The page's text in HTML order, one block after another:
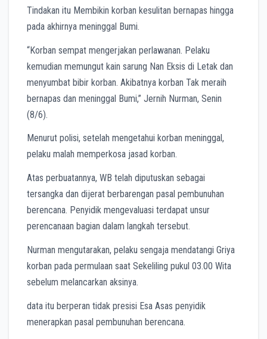
Tindakan itu Membikin korban kesulitan bernapas hingga
pada akhirnya meninggal Bumi.
“Korban sempat mengerjakan perlawanan. Pelaku
kemudian memungut kain sarung Nan Eksis di Letak dan
menyumbat bibir korban. Akibatnya korban Tak meraih
bernapas dan meninggal Bumi,” Jernih Nurman, Senin
(8/6).
Menurut polisi, setelah mengetahui korban meninggal,
pelaku malah memperkosa jasad korban.
Atas perbuatannya, WB telah diputuskan sebagai
tersangka dan dijerat berbarengan pasal pembunuhan
berencana. Penyidik mengevaluasi terdapat unsur
perencanaan bagian dalam langkah tersebut.
Nurman mengutarakan, pelaku sengaja mendatangi Griya
korban pada permulaan saat Sekeliling pukul 03.00 Wita
sebelum melancarkan aksinya.
data itu berperan tidak presisi Esa Asas penyidik
menerapkan pasal pembunuhan berencana.